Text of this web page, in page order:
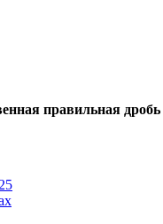
правильная дробь